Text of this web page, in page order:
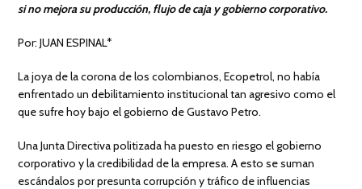
si no mejora su producción, flujo de caja y gobierno corporativo.
Por: JUAN ESPINAL*
La joya de la corona de los colombianos, Ecopetrol, no había
enfrentado un debilitamiento institucional tan agresivo como el
que sufre hoy bajo el gobierno de Gustavo Petro.
Una Junta Directiva politizada ha puesto en riesgo el gobierno
corporativo y la credibilidad de la empresa. A esto se suman
escándalos por presunta corrupción y tráfico de influencias